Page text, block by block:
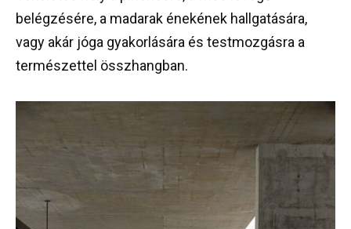
belégzésére, a madarak énekének hallgatására,
vagy akár jóga gyakorlására és testmozgásra a
természettel összhangban.